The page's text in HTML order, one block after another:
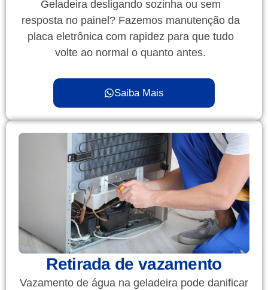
Geladeira desligando sozinha ou sem
resposta no painel? Fazemos manutenção da
placa eletrônica com rapidez para que tudo
volte ao normal o quanto antes.
Saiba Mais
Retirada de vazamento
Vazamento de água na geladeira pode danificar